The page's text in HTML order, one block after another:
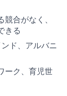
合がなく、
きる
ド、アルバニ
ーク、育児世